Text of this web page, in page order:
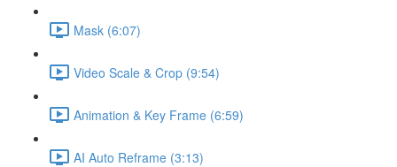
Mask (6:07)
Video Scale & Crop (9:54)
Animation & Key Frame (6:59)
AI Auto Reframe (3:13)